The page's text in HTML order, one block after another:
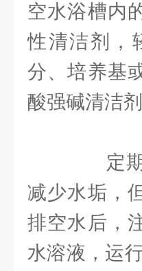
空水浴槽内
性清洁剂，
分、培养基
酸强碱清洁
定期
减少水垢，
排空水后，
水溶液，运